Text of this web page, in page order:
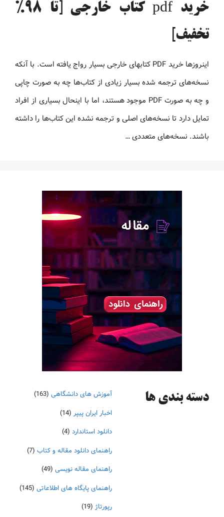
خرید pdf کتاب خارجی [تا 98%
تخفیف]
اینروزها خرید PDF کتاب‎های خارجی بسیار رواج یافته است. با آنکه
نسخه‌های ترجمه شده بسیار زیادی از کتاب‌ها چه به صورت چاپی
و چه به صورت PDF موجود هستند، اما با اینحال بسیاری از افراد
تمایل دارد تا نسخه‌های اصلی و ترجمه نشده این کتاب‌ها را داشته
باشند. نسخه‌های متعددی …
دسته‌ بندی ها آموزش های دانشگاهی (163)
اخبار ایران پیپر (14)
دانلود استاندارد (4)
راهنمای دانلود مقاله و کتاب (7)
راهنمای مقاله نویسی (49)
راهنمای پایگاه های اطلاعاتی (145)
رپورتاژ (19)